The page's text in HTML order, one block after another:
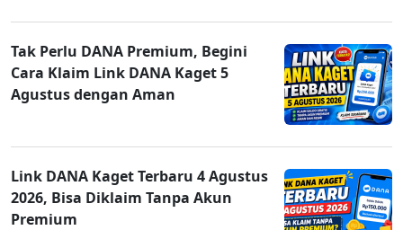
Tak Perlu DANA Premium, Begini
Cara Klaim Link DANA Kaget 5
Agustus dengan Aman
Link DANA Kaget Terbaru 4 Agustus
2026, Bisa Diklaim Tanpa Akun
Premium